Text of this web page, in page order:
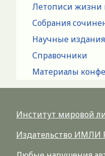
Летописи жизни
Собрания
Научные
Справочники
Материалы
Институт мировой
Издательство ИМЛИ